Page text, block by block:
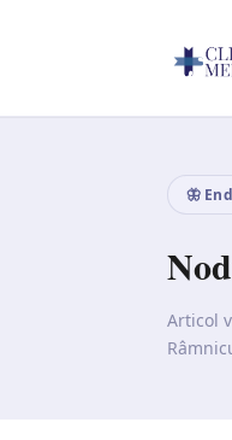
🦋
Articol